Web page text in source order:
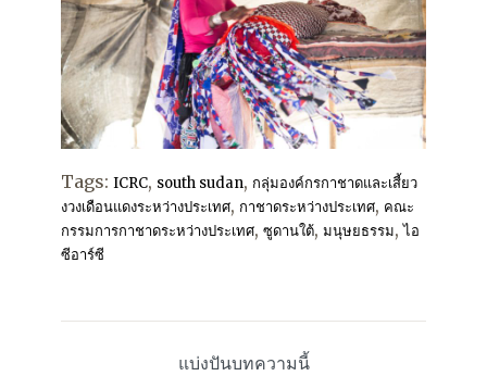
Tags: ICRC, south sudan, กลุ่มองค์กรกาชาดและเสี้ยว
งวงเดือนแดงระหว่างประเทศ, กาชาดระหว่างประเทศ, คณะ
กรรมการกาชาดระหว่างประเทศ, ซูดานใต้, มนุษยธรรม,ไอ
ซีอาร์ซี
แบ่งปันบทความนี้